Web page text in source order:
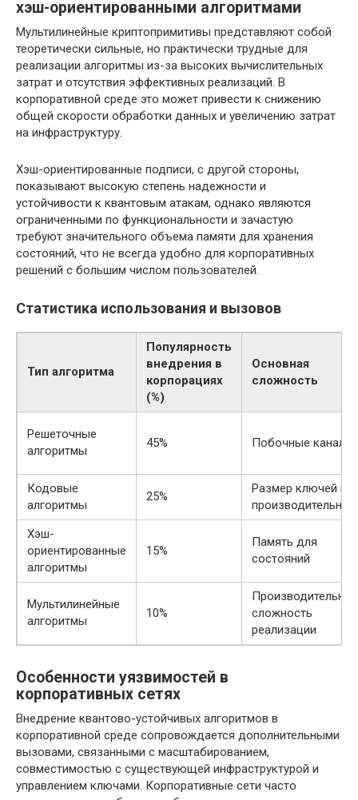
хэш-ориентированными алгоритмами
Мультилинейные криптопримитивы представляют собой
теоретически сильные, но практически трудные для
реализации алгоритмы из-за высоких вычислительных
затрат и отсутствия эффективных реализаций. В
корпоративной среде это может привести к снижению
общей скорости обработки данных и увеличению затрат
на инфраструктуру.
Хэш-ориентированные подписи, с другой стороны,
показывают высокую степень надежности и
устойчивости к квантовым атакам, однако являются
ограниченными по функциональности и зачастую
требуют значительного объема памяти для хранения
состояний, что не всегда удобно для корпоративных
решений с большим числом пользователей.
Статистика использования и вызовов
Тип алгоритма
Популярность
внедрения в
корпорациях
(%)
Основная
сложность
Решеточные
алгоритмы
45% Побочные каналы
Кодовые
алгоритмы
25%
Размер ключей и
Хэш-
ориентированные
алгоритмы
15%
Память для
состояний
Мультилинейные
алгоритмы
10%
сложность
реализации
Особенности уязвимостей в
корпоративных сетях
Внедрение квантово-устойчивых алгоритмов в
корпоративной среде сопровождается дополнительными
вызовами, связанными с масштабированием,
совместимостью с существующей инфраструктурой и
управлением ключами. Корпоративные сети часто